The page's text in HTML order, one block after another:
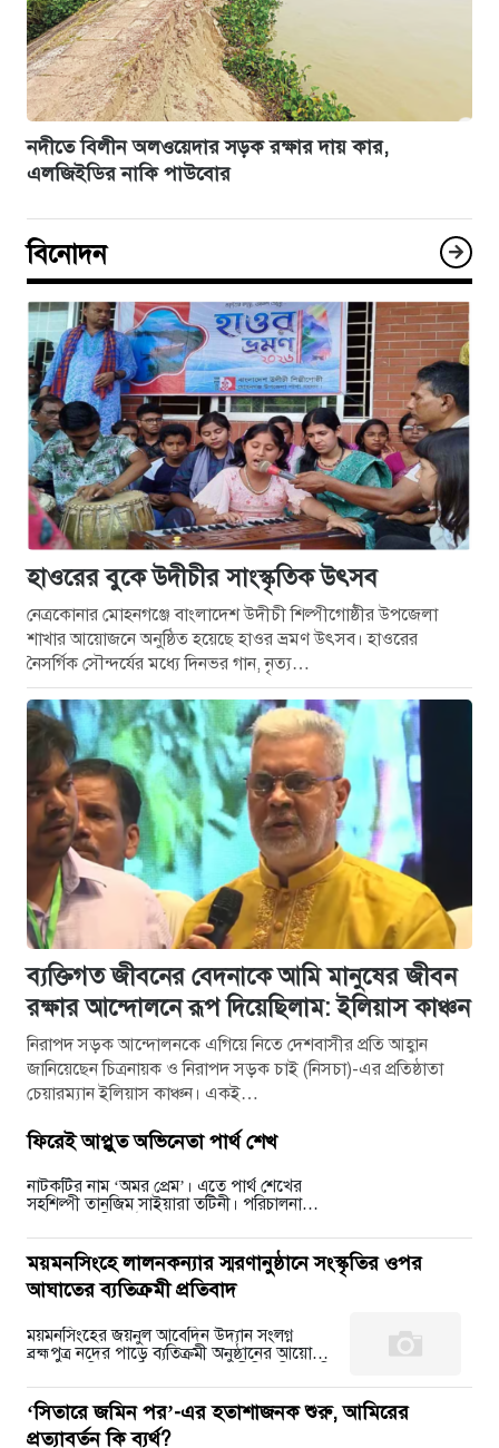
নদীতে বিলীন অলওয়েদার সড়ক রক্ষার দায় কার,
এলজিইডির নাকি পাউবোর
বিনোদন
হাওরের বুকে উদীচীর সাংস্কৃতিক উৎসব
নেত্রকোনার মোহনগঞ্জে বাংলাদেশ উদীচী শিল্পীগোষ্ঠীর উপজেলা
শাখার আয়োজনে অনুষ্ঠিত হয়েছে হাওর ভ্রমণ উৎসব। হাওরের
নৈসর্গিক সৌন্দর্যের মধ্যে দিনভর গান, নৃত্য…
ব্যক্তিগত জীবনের বেদনাকে আমি মানুষের জীবন
রক্ষার আন্দোলনে রূপ দিয়েছিলাম: ইলিয়াস কাঞ্চন
নিরাপদ সড়ক আন্দোলনকে এগিয়ে নিতে দেশবাসীর প্রতি আহ্বান
জানিয়েছেন চিত্রনায়ক ও নিরাপদ সড়ক চাই (নিসচা)-এর প্রতিষ্ঠাতা
চেয়ারম্যান ইলিয়াস কাঞ্চন। একই…
ফিরেই আপ্লুত অভিনেতা পার্থ শেখ
নাটকটির নাম ‘অমর প্রেম’। এতে পার্থ শেখের
সহশিল্পী তানজিম সাইয়ারা তটিনী। পরিচালনা
সিএমভিতে প্রচারের পরই…
ময়মনসিংহে লালনকন্যার স্মরণানুষ্ঠানে সংস্কৃতির ওপর
আঘাতের ব্যতিক্রমী প্রতিবাদ
ময়মনসিংহের জয়নুল আবেদিন উদ্যান সংলগ্ন
ব্রহ্মপুত্র নদের পাড়ে ব্যতিক্রমী অনুষ্ঠানের আয়োজন
শিল্পী যিনি…
‘সিতারে জমিন পর’-এর হতাশাজনক শুরু, আমিরের
প্রত্যাবর্তন কি ব্যর্থ?